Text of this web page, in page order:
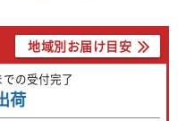
地域別お届け目安
での受付完了
荷